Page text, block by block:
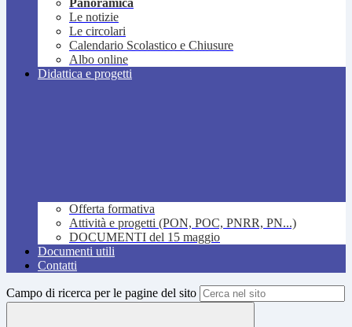
Panoramica
Le notizie
Le circolari
Calendario Scolastico e Chiusure
Albo online
Didattica e progetti
Offerta formativa
Attività e progetti (PON, POC, PNRR, PN...)
DOCUMENTI del 15 maggio
Documenti utili
Contatti
Campo di ricerca per le pagine del sito